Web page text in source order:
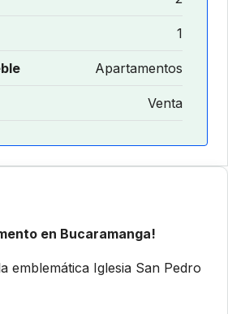
1
Apartamentos
Venta
en Bucaramanga!
emblemática Iglesia San Pedro